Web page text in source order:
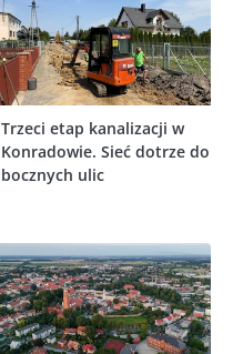
Trzeci etap kanalizacji w
Konradowie. Sieć dotrze do
bocznych ulic